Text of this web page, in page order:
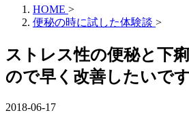
HOME >
便秘の時に試した体験談 >
ストレス性の便秘と下
ので早く改善したいで
2018-06-17